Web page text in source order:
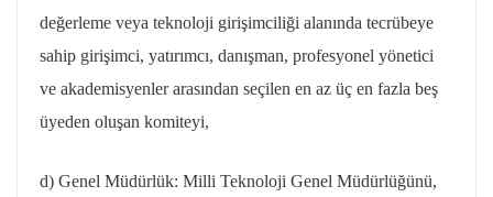
değerleme veya teknoloji girişimciliği alanında tecrübeye
sahip girişimci, yatırımcı, danışman, profesyonel yönetici
ve akademisyenler arasından seçilen en az üç en fazla beş
üyeden oluşan komiteyi,
d) Genel Müdürlük: Milli Teknoloji Genel Müdürlüğünü,